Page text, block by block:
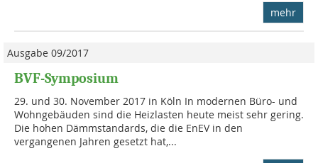
mehr
Ausgabe 09/2017
BVF-Symposium
29. und 30. November 2017 in Köln In modernen Büro- und
Wohngebäuden sind die Heizlasten heute meist sehr gering.
Die hohen Dämmstandards, die die EnEV in den
vergangenen Jahren gesetzt hat,...